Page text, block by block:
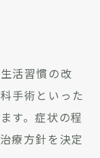
活習慣の改
手術といった
す。症状の程
療方針を決定